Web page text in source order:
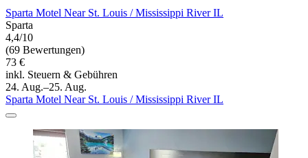
Sparta Motel Near St. Louis / Mississippi River IL
Sparta
4,4/10
(69 Bewertungen)
73 €
inkl. Steuern & Gebühren
24. Aug.–25. Aug.
Sparta Motel Near St. Louis / Mississippi River IL